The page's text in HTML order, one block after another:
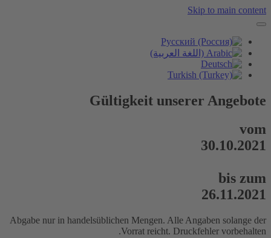
Skip to main content
Gültigkeit unserer Angebote
vom
30.10.2021
bis zum
26.11.2021
Abgabe nur in handelsüblichen Mengen. Alle Angaben solange der
Vorrat reicht. Druckfehler vorbehalten.